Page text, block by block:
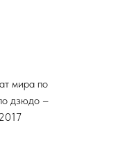
мира по
дзюдо –